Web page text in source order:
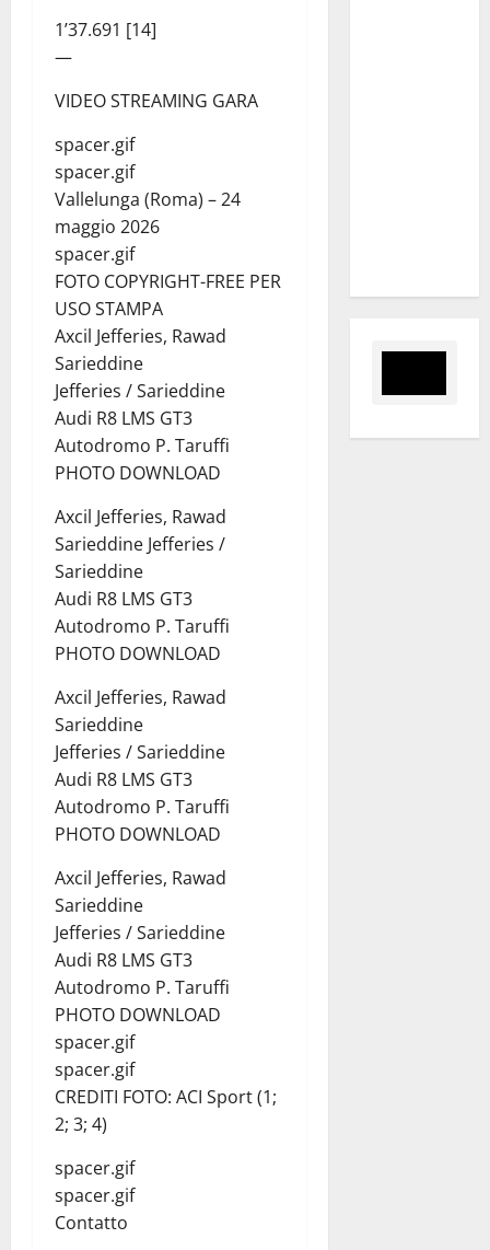
1’37.691 [14]
—
VIDEO STREAMING GARA
spacer.gif
spacer.gif
Vallelunga (Roma) – 24
maggio 2026
spacer.gif
FOTO COPYRIGHT-FREE PER
USO STAMPA
Axcil Jefferies, Rawad
Sarieddine
Jefferies / Sarieddine
Audi R8 LMS GT3
Autodromo P. Taruffi
PHOTO DOWNLOAD
Axcil Jefferies, Rawad
Sarieddine Jefferies /
Sarieddine
Audi R8 LMS GT3
Autodromo P. Taruffi
PHOTO DOWNLOAD
Axcil Jefferies, Rawad
Sarieddine
Jefferies / Sarieddine
Audi R8 LMS GT3
Autodromo P. Taruffi
PHOTO DOWNLOAD
Axcil Jefferies, Rawad
Sarieddine
Jefferies / Sarieddine
Audi R8 LMS GT3
Autodromo P. Taruffi
PHOTO DOWNLOAD
spacer.gif
spacer.gif
CREDITI FOTO: ACI Sport (1;
2; 3; 4)
spacer.gif
spacer.gif
Contatto